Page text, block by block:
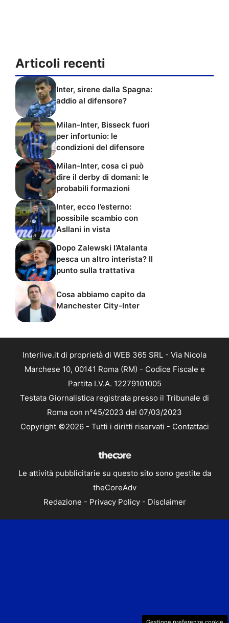
Articoli recenti
Inter, sirene dalla Spagna:
addio al difensore?
Milan-Inter, Bisseck fuori
per infortunio: le
condizioni del difensore
Milan-Inter, cosa ci può
dire il derby di domani: le
probabili formazioni
Inter, ecco l’esterno:
possibile scambio con
Asllani in vista
Dopo Zalewski l’Atalanta
pesca un altro interista? Il
punto sulla trattativa
Cosa abbiamo capito da
Manchester City-Inter
Interlive.it di proprietà di WEB 365 SRL - Via Nicola
Marchese 10, 00141 Roma (RM) - Codice Fiscale e
Partita I.V.A. 12279101005
Testata Giornalistica registrata presso il Tribunale di
Roma con n°45/2023 del 07/03/2023
Copyright ©2026 - Tutti i diritti riservati - Contattaci
Le attività pubblicitarie su questo sito sono gestite da
theCoreAdv
Redazione - Privacy Policy- Disclaimer